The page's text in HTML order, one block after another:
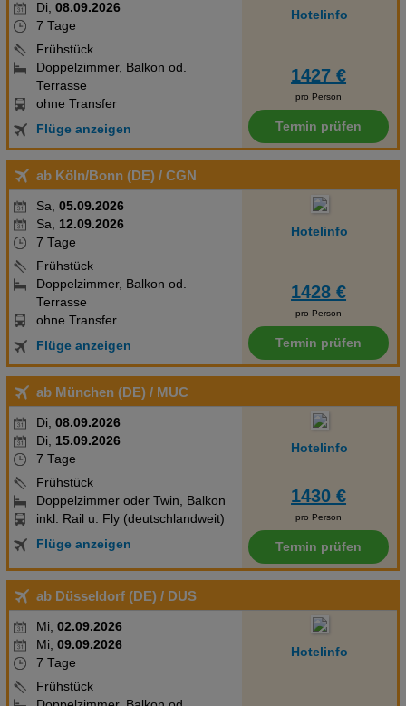
Di, 08.09.2026
7 Tage
Frühstück
Doppelzimmer, Balkon od.
Terrasse
ohne Transfer
Flüge anzeigen
Hotelinfo
1427 €
pro Person
Termin prüfen
ab Köln/Bonn (DE) / CGN
Sa, 05.09.2026
Sa, 12.09.2026
7 Tage
Frühstück
Doppelzimmer, Balkon od.
Terrasse
ohne Transfer
Flüge anzeigen
Hotelinfo
1428 €
pro Person
Termin prüfen
ab München (DE) / MUC
Di, 08.09.2026
Di, 15.09.2026
7 Tage
Frühstück
Doppelzimmer oder Twin, Balkon
inkl. Rail u. Fly (deutschlandweit)
Flüge anzeigen
Hotelinfo
1430 €
pro Person
Termin prüfen
ab Düsseldorf (DE) / DUS
Mi, 02.09.2026
Mi, 09.09.2026
7 Tage
Frühstück
Hotelinfo